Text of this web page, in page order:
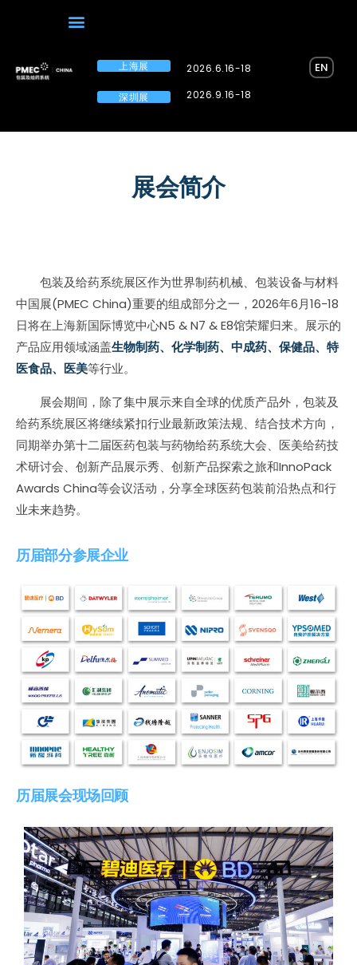
上海展
深圳展
2026.6.16-18
2026.9.16-18
EN
展会简介
包装及给药系统展区作为世界制药机械、包装设备与材料
中国展(PMEC China)重要的组成部分之一，2026年6月16-18
日将在上海新国际博览中心N5 & N7 & E8馆荣耀归来。展示的
产品应用领域涵盖生物制药、化学制药、中成药、保健品、特
医食品、医美等行业。
展会期间，除了集中展示来自全球的优质产品外，包装及
给药系统展区将继续紧扣行业最新政策法规、结合技术方向，
同期举办第十二届医药包装与药物给药系统大会、医美给药技
术研讨会、创新产品展示秀、创新产品探索之旅和InnoPack
Awards China等会议活动，分享全球医药包装前沿热点和行
业未来趋势。
历届部分参展企业
历届展会现场回顾